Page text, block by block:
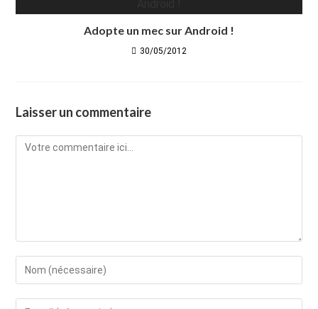
Adopte un mec sur Android !
30/05/2012
Laisser un commentaire
Comment
Enter
your
name
Enter